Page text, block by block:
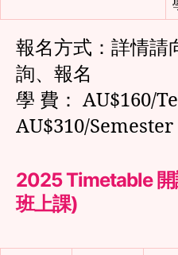
報名方式：詳情請
詢、報名
學 費： AU$160/
AU$310/Semester
2025 Timetable 開
班上課)